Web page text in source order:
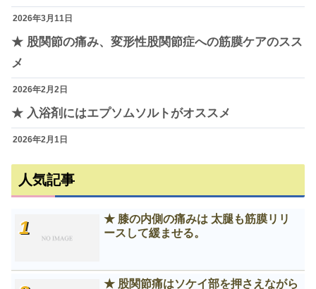
2026年3月11日
★ 股関節の痛み、変形性股関節症への筋膜ケアのスス
メ
2026年2月2日
★ 入浴剤にはエプソムソルトがオススメ
2026年2月1日
人気記事
★ 膝の内側の痛みは 太腿も筋膜リリ
ースして緩ませる。
★ 股関節痛はソケイ部を押さえながら